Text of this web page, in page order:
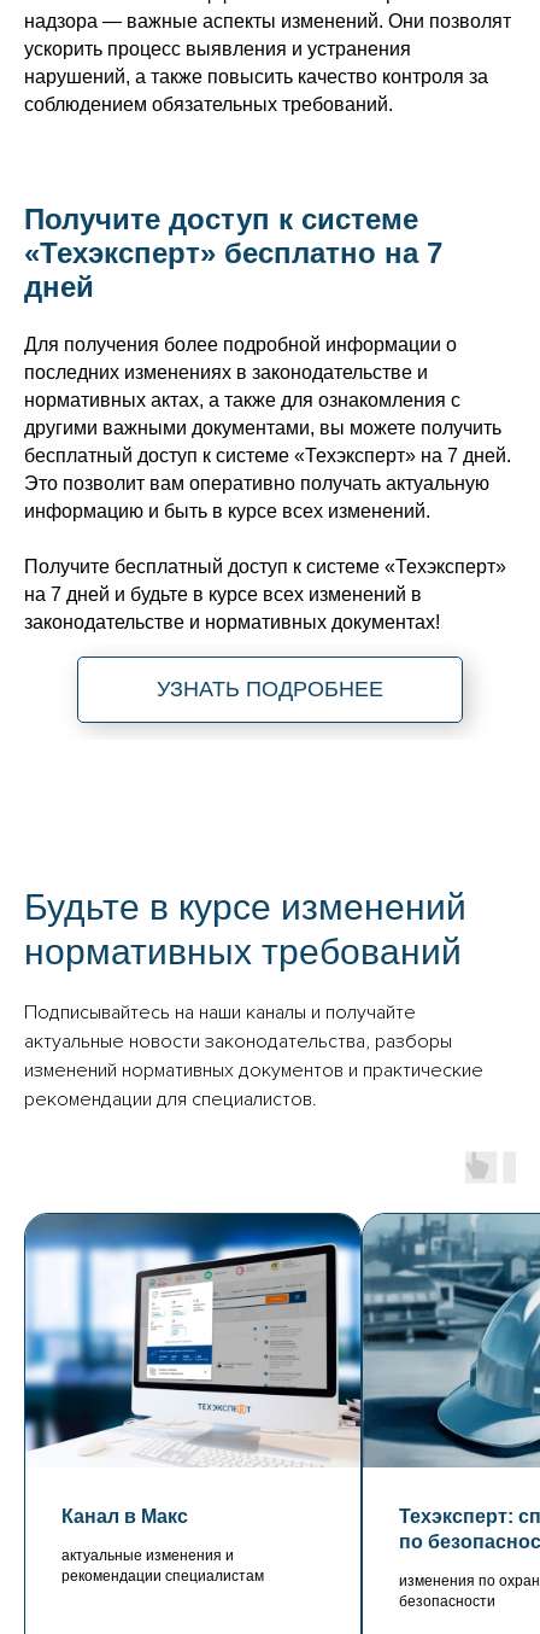
надзора — важные аспекты изменений. Они позволят
ускорить процесс выявления и устранения
нарушений, а также повысить качество контроля за
соблюдением обязательных требований.
Получите доступ к системе
«Техэксперт» бесплатно на 7
дней
Для получения более подробной информации о
последних изменениях в законодательстве и
нормативных актах, а также для ознакомления с
другими важными документами, вы можете получить
бесплатный доступ к системе «Техэксперт» на 7 дней.
Это позволит вам оперативно получать актуальную
информацию и быть в курсе всех изменений.
Получите бесплатный доступ к системе «Техэксперт»
на 7 дней и будьте в курсе всех изменений в
законодательстве и нормативных документах!
УЗНАТЬ ПОДРОБНЕЕ
Будьте в курсе изменений
нормативных требований
Подписывайтесь на наши каналы и получайте
актуальные новости законодательства, разборы
изменений нормативных документов и практические
рекомендации для специалистов.
Канал в Макс
актуальные изменения и
рекомендации специалистам
Техэксперт:
по
изменения по
безопасности